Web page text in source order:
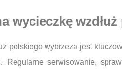
wycieczkę
polskiego wybrzeża jest
serwisowanie,